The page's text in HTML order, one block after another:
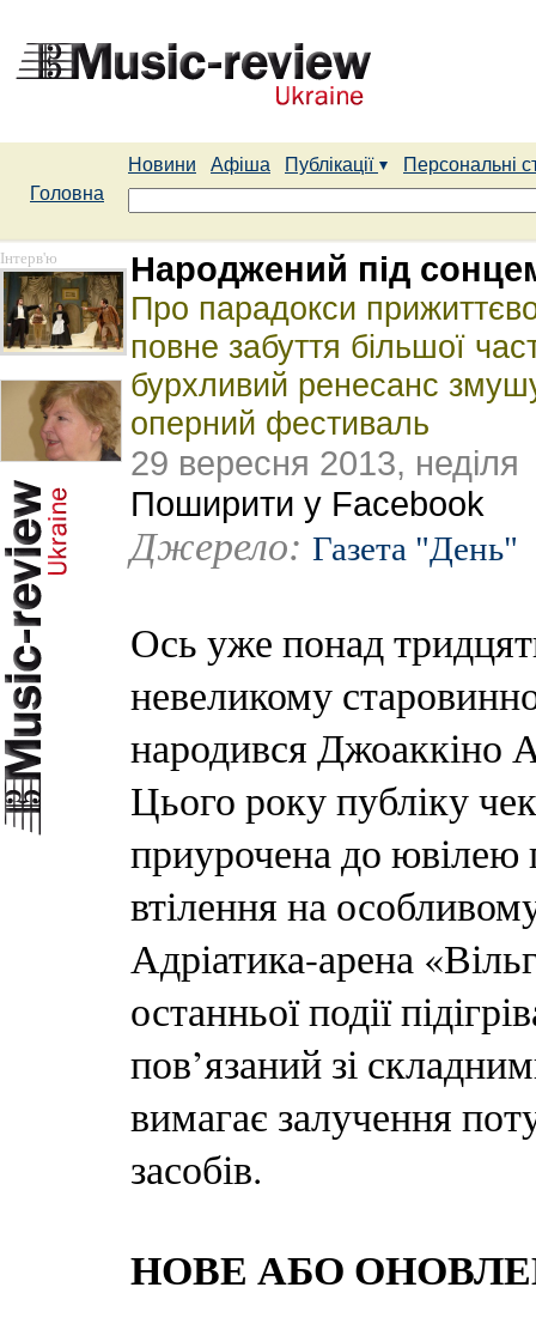
Новини Афіша Публікації
Персональні
Головна
Інтерв'ю Народжений під сонцем
Про парадокси
повне забуття більшої
бурхливий ренесанс
оперний фестиваль
29 вересня 2013, неділя
Поширити у Facebook
Джерело: Газета "День"
Ось уже понад
невеликому
народився Джоаккіно
Цього року публіку
приурочена до ювілею
втілення на
Адріатика-арена
останньої події
пов’язаний зі
вимагає залучення
засобів.
НОВЕ АБО